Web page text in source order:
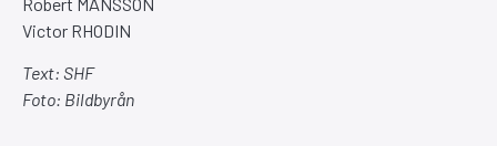
Victor RHODIN
Text: SHF
Foto: Bildbyrån